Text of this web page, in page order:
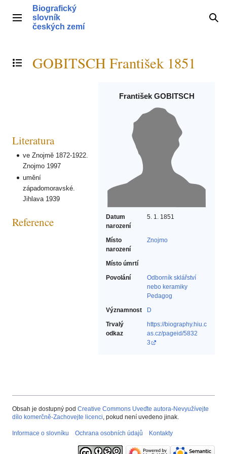
obsahHlavní menu
Biografický
slovník
českých zemí
Přepnout obsah
GOBITSCH František 1851
František GOBITSCH
Datum
narození
5. 1. 1851
Místo
narození
Znojmo
Místo úmrtí
Povolání
Odborník sklářství
nebo keramiky‎
Pedagog‎
Významnost
D
Trvalý
odkaz
https://biography.hiu.c
as.cz/pageid/5832
3
Literatura
ve Znojmě 1872-1922.
Znojmo 1997
umění
západomoravské.
Jihlava 1939
Reference
Obsah je dostupný pod Creative Commons Uveďte autora-Nevyužívejte
dílo komerčně-Zachovejte licenci, pokud není uvedeno jinak.
Informace o slovníku Ochrana osobních údajů Kontakty